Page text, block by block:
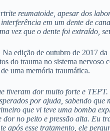
reumatoide, apesar dos
em um dente de
vez que o dente foi extraído,
edição de outubro de 2017 da
do trauma no sistema
uma memória traumática.
tiveram dor muito forte e
por ajuda, sabendo
que vi teve uma bomba
no peito e pressão alta. Eu
após esse tratamento, ele